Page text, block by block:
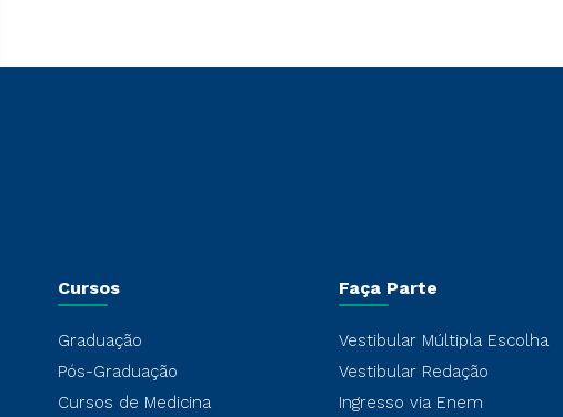
Cursos
Graduação
Pós-Graduação
Cursos de Medicina
Faça Parte
Vestibular Múltipla Escolha
Vestibular Redação
Ingresso via Enem